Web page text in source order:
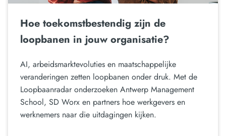
Hoe toekomstbestendig zijn de
loopbanen in jouw organisatie?
AI, arbeidsmarktevoluties en maatschappelijke
veranderingen zetten loopbanen onder druk. Met de
Loopbaanradar onderzoeken Antwerp Management
School, SD Worx en partners hoe werkgevers en
werknemers naar die uitdagingen kijken.